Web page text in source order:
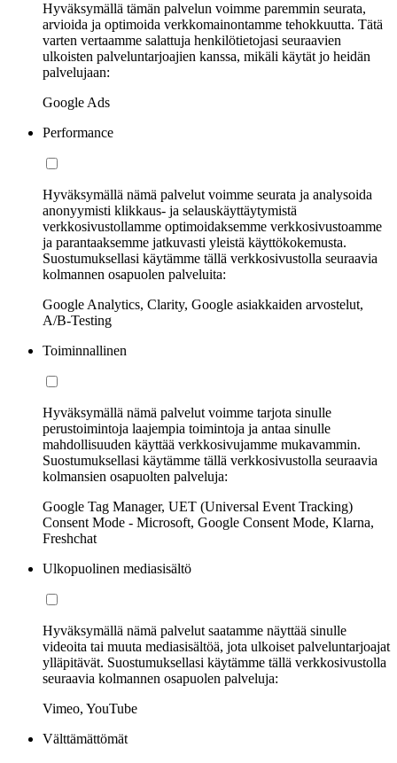
Hyväksymällä tämän palvelun voimme paremmin seurata,
arvioida ja optimoida verkkomainontamme tehokkuutta. Tätä
varten vertaamme salattuja henkilötietojasi seuraavien
ulkoisten palveluntarjoajien kanssa, mikäli käytät jo heidän
palvelujaan:
Google Ads
Performance
Hyväksymällä nämä palvelut voimme seurata ja analysoida
anonyymisti klikkaus- ja selauskäyttäytymistä
verkkosivustollamme optimoidaksemme verkkosivustoamme
ja parantaaksemme jatkuvasti yleistä käyttökokemusta.
Suostumuksellasi käytämme tällä verkkosivustolla seuraavia
kolmannen osapuolen palveluita:
Google Analytics, Clarity, Google asiakkaiden arvostelut,
A/B-Testing
Toiminnallinen
Hyväksymällä nämä palvelut voimme tarjota sinulle
perustoimintoja laajempia toimintoja ja antaa sinulle
mahdollisuuden käyttää verkkosivujamme mukavammin.
Suostumuksellasi käytämme tällä verkkosivustolla seuraavia
kolmansien osapuolten palveluja:
Google Tag Manager, UET (Universal Event Tracking)
Consent Mode - Microsoft, Google Consent Mode, Klarna,
Freshchat
Ulkopuolinen mediasisältö
Hyväksymällä nämä palvelut saatamme näyttää sinulle
videoita tai muuta mediasisältöä, jota ulkoiset palveluntarjoajat
ylläpitävät. Suostumuksellasi käytämme tällä verkkosivustolla
seuraavia kolmannen osapuolen palveluja:
Vimeo, YouTube
Välttämättömät